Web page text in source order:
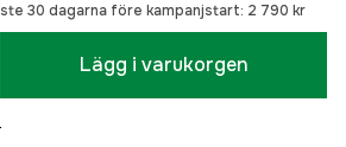
30 dagarna före kampanjstart: 2 790 kr
Lägg i varukorgen